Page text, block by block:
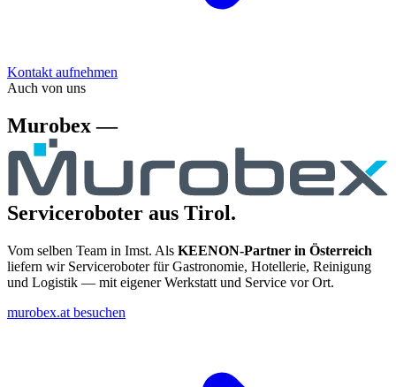
Kontakt aufnehmen
Auch von uns
Murobex —
Serviceroboter aus Tirol.
Vom selben Team in Imst. Als KEENON-Partner in Österreich
liefern wir Serviceroboter für Gastronomie, Hotellerie, Reinigung
und Logistik — mit eigener Werkstatt und Service vor Ort.
murobex.at besuchen